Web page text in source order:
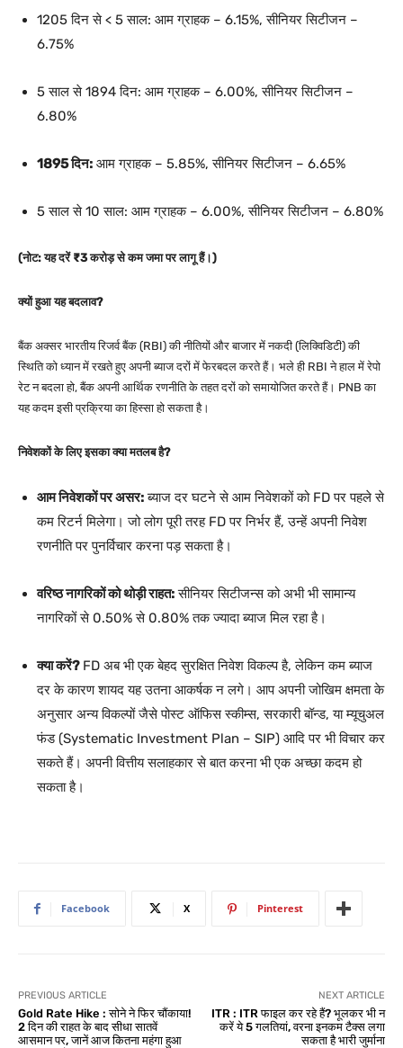
1205 दिन से < 5 साल: आम ग्राहक – 6.15%, सीनियर सिटीजन –
6.75%
5 साल से 1894 दिन: आम ग्राहक – 6.00%, सीनियर सिटीजन –
6.80%
1895 दिन: आम ग्राहक – 5.85%, सीनियर सिटीजन – 6.65%
5 साल से 10 साल: आम ग्राहक – 6.00%, सीनियर सिटीजन – 6.80%
(नोट: यह दरें ₹3 करोड़ से कम जमा पर लागू हैं।)
क्यों हुआ यह बदलाव?
बैंक अक्सर भारतीय रिजर्व बैंक (RBI) की नीतियों और बाजार में नकदी (लिक्विडिटी) की
स्थिति को ध्यान में रखते हुए अपनी ब्याज दरों में फेरबदल करते हैं। भले ही RBI ने हाल में रेपो
रेट न बदला हो, बैंक अपनी आर्थिक रणनीति के तहत दरों को समायोजित करते हैं। PNB का
यह कदम इसी प्रक्रिया का हिस्सा हो सकता है।
निवेशकों के लिए इसका क्या मतलब है?
आम निवेशकों पर असर:ब्याज दर घटने से आम निवेशकों को FD पर पहले से
कम रिटर्न मिलेगा। जो लोग पूरी तरह FD पर निर्भर हैं, उन्हें अपनी निवेश
रणनीति पर पुनर्विचार करना पड़ सकता है।
वरिष्ठ नागरिकों को थोड़ी राहत:सीनियर सिटीजन्स को अभी भी सामान्य
नागरिकों से 0.50% से 0.80% तक ज्यादा ब्याज मिल रहा है।
क्या करें?FD अब भी एक बेहद सुरक्षित निवेश विकल्प है, लेकिन कम ब्याज
दर के कारण शायद यह उतना आकर्षक न लगे। आप अपनी जोखिम क्षमता के
अनुसार अन्य विकल्पों जैसे पोस्ट ऑफिस स्कीम्स, सरकारी बॉन्ड, या म्यूचुअल
फंड (Systematic Investment Plan – SIP) आदि पर भी विचार कर
सकते हैं। अपनी वित्तीय सलाहकार से बात करना भी एक अच्छा कदम हो
सकता है।
Facebook X Pinterest
PREVIOUS ARTICLE
Gold Rate Hike : सोने ने फिर चौंकाया!
2 दिन की राहत के बाद सीधा सातवें
आसमान पर, जानें आज कितना महंगा हुआ
NEXT ARTICLE
ITR : ITR फाइल कर रहे हैं? भूलकर भी न
करें ये 5 गलतियां, वरना इनकम टैक्स लगा
सकता है भारी जुर्माना